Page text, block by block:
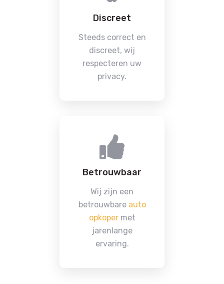
Discreet
Steeds correct en
discreet, wij
respecteren uw
privacy.
Betrouwbaar
Wij zijn een
betrouwbare auto
opkopermet
jarenlange
ervaring.